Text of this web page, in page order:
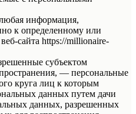
информация,
к определенному или
сайта https://millionaire-
субъектом
— персональные
круга лиц к которым
данных путем дачи
данных, разрешенных